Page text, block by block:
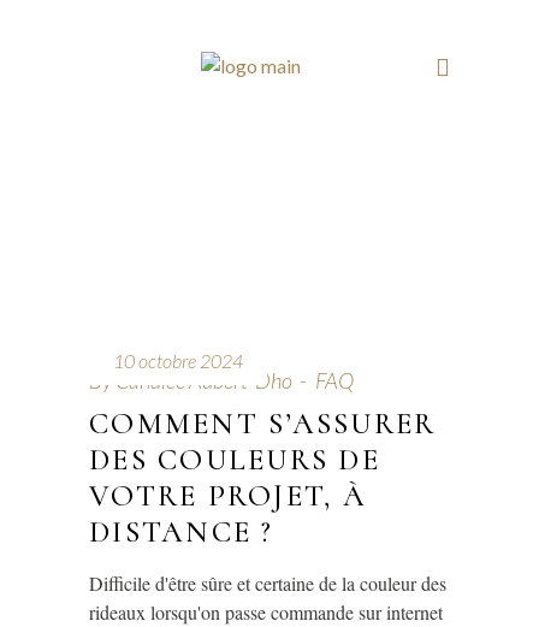
10 octobre 2024
By Candice Aubert-Dho FAQ
COMMENT S’ASSURER
DES COULEURS DE
VOTRE PROJET, À
DISTANCE ?
Difficile d'être sûre et certaine de la couleur des
rideaux lorsqu'on passe commande sur internet